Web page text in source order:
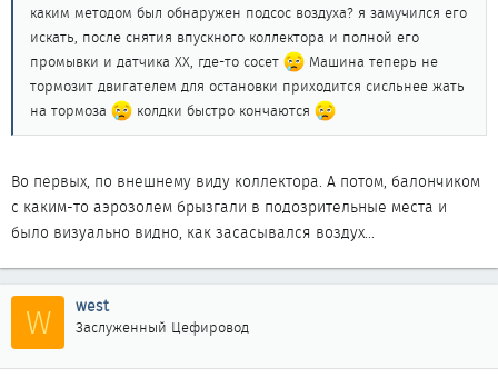
каким методом был обнаружен подсос воздуха? я замучился его
искать, после снятия впускного коллектора и полной его
промывки и датчика XX, где-то сосет
Машина теперь не
тормозит двигателем для остановки приходится сисльнее жать
на тормоза
колдки быстро кончаются
Во первых, по внешнему виду коллектора. А потом, балончиком
с каким-то аэрозолем брызгали в подозрительные места и
было визуально видно, как засасывался воздух...
W west
Заслуженный Цефировод